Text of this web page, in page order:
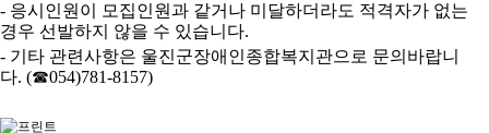
- 응시인원이 모집인원과 같거나 미달하더라도 적격자가 없는
경우 선발하지 않을 수 있습니다.
- 기타 관련사항은 울진군장애인종합복지관으로 문의바랍니
다. (☎054)781-8157)